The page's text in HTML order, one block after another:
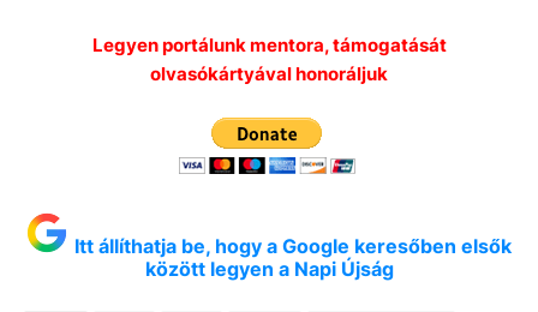
Legyen portálunk mentora, támogatását
olvasókártyával honoráljuk
Itt állíthatja be, hogy a Google keresőben elsők
között legyen a Napi Újság